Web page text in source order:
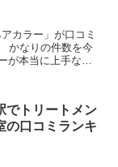
カラー」が口コミ
かなりの件数を今
が本当に上手な美
でトリートメン
の口コミランキ